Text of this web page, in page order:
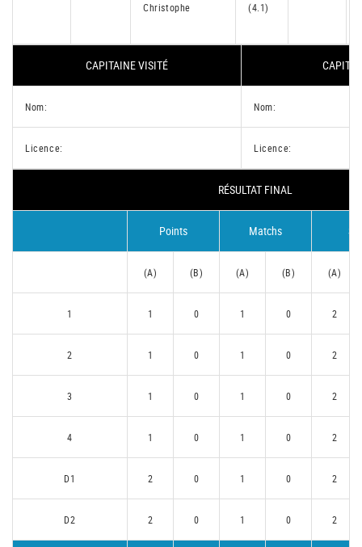
Christophe
(4.1)
CAPITAINE VISITÉ
Nom: Nom:
Licence: Licence:
RÉSULTAT FINAL
Points Matchs
(A) (B) (A) (B) (A)
1 1 0 1 0 2
2 1 0 1 0 2
3 1 0 1 0 2
4 1 0 1 0 2
D1 2 0 1 0 2
D2 2 0 1 0 2